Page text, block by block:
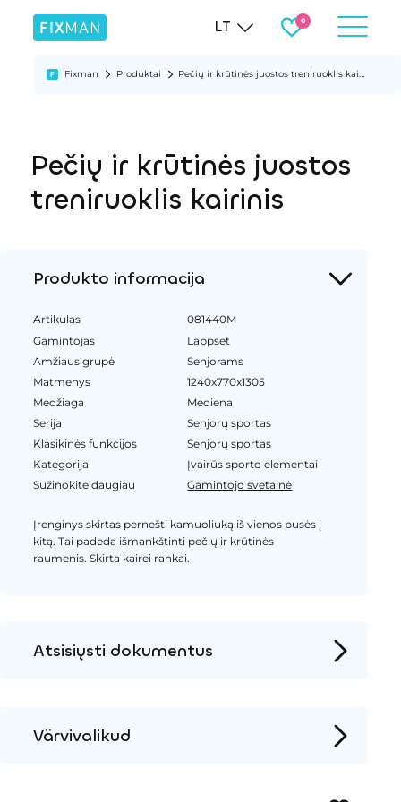
LT
Fixman Produktai Pečių ir krūtinės juostos treniruoklis kairinis
Pečių ir krūtinės juostos
treniruoklis kairinis
Produkto informacija
Artikulas
081440M
Gamintojas
Lappset
Amžiaus grupė
Senjorams
Matmenys
1240x770x1305
Medžiaga
Mediena
Serija
Senjorų sportas
Klasikinės funkcijos
Senjorų sportas
Kategorija
Įvairūs sporto elementai
Sužinokite daugiau
Gamintojo svetainė
Įrenginys skirtas pernešti kamuoliuką iš vienos pusės į
kitą. Tai padeda išmankštinti pečių ir krūtinės
raumenis. Skirta kairei rankai.
Atsisiųsti dokumentus
Värvivalikud